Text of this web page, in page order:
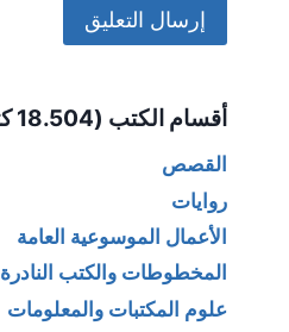
أقسام الكتب (18.504 كتاب)
القصص
روايات
الأعمال الموسوعية العامة
المخطوطات والكتب النادرة
علوم المكتبات والمعلومات